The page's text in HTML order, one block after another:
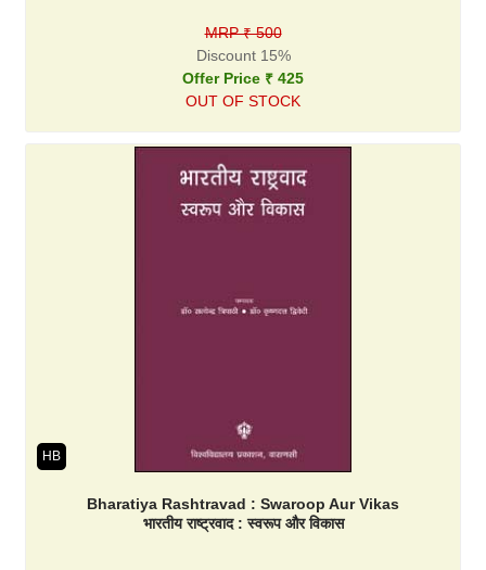
MRP ₹ 500
Discount 15%
Offer Price ₹ 425
OUT OF STOCK
HB
Bharatiya Rashtravad : Swaroop Aur Vikas
भारतीय राष्ट्रवाद : स्वरूप और विकास